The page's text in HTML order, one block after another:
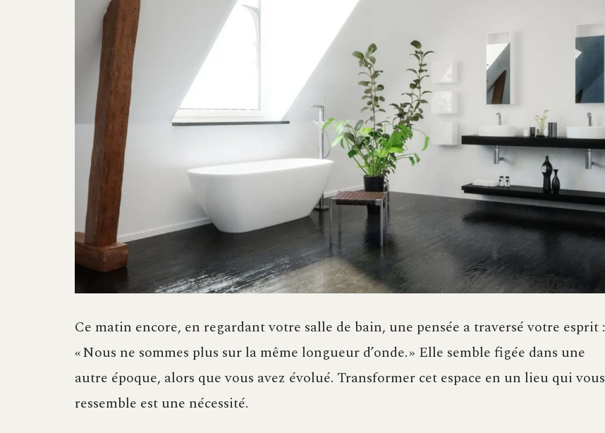
Ce matin encore, en regardant votre salle de bain, une pensée a traversé votre esprit :
« Nous ne sommes plus sur la même longueur d’onde. » Elle semble figée dans une
autre époque, alors que vous avez évolué. Transformer cet espace en un lieu qui vous
ressemble est une nécessité.